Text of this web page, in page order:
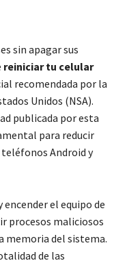
sin apagar sus
reiniciar tu celular
recomendada por la
Unidos (NSA).
publicada por esta
para reducir
Android y
el equipo de
procesos maliciosos
memoria del sistema.
de las